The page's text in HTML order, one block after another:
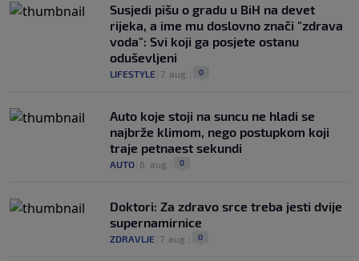
Susjedi pišu o gradu u BiH na devet
rijeka, a ime mu doslovno znači "zdrava
voda": Svi koji ga posjete ostanu
oduševljeni
LIFESTYLE 7. aug. 0
Auto koje stoji na suncu ne hladi se
najbrže klimom, nego postupkom koji
traje petnaest sekundi
AUTO 6. aug. 0
Doktori: Za zdravo srce treba jesti dvije
supernamirnice
ZDRAVLJE 7. aug. 0